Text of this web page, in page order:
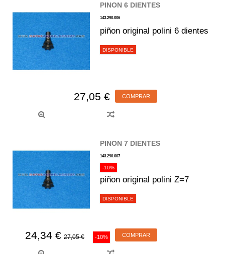
PINON 6 DIENTES
143.290.006
piñon original polini 6 dientes
DISPONIBLE
27,05 € COMPRAR
PINON 7 DIENTES
143.290.007
-10%
piñon original polini Z=7
DISPONIBLE
24,34 € 27,05 € -10% COMPRAR